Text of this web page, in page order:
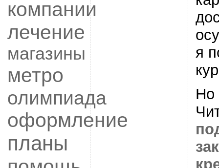
компании
лечение
магазины
метро
олимпиада
оформление
планы
я
Но